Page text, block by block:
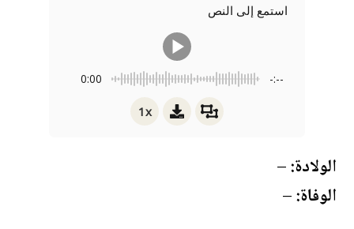
استمع إلى النص
0:00 -:--
1x
الولادة:–
الوفاة:–